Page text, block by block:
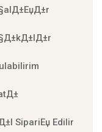
SipariЕџ Edilir